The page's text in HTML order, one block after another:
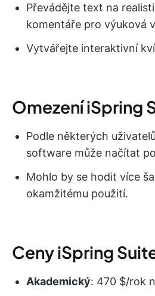
Převádějte text na
komentáře pro výuková
Vytvářejte interaktivní
Omezení iSpring
Podle některých
software může načítat
Mohlo by se hodit více
okamžitému použití.
Ceny iSpring
Akademický: 470 $/rok